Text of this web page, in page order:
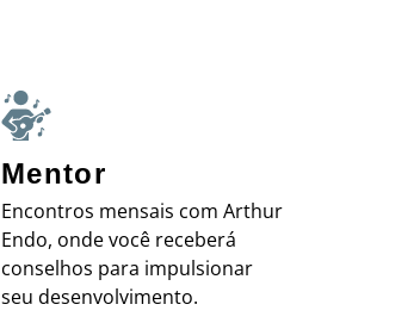
Mentor
Encontros mensais com Arthur
Endo, onde você receberá
conselhos para impulsionar
seu desenvolvimento.